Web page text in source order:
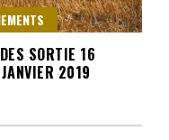
SORTIE 16
2019